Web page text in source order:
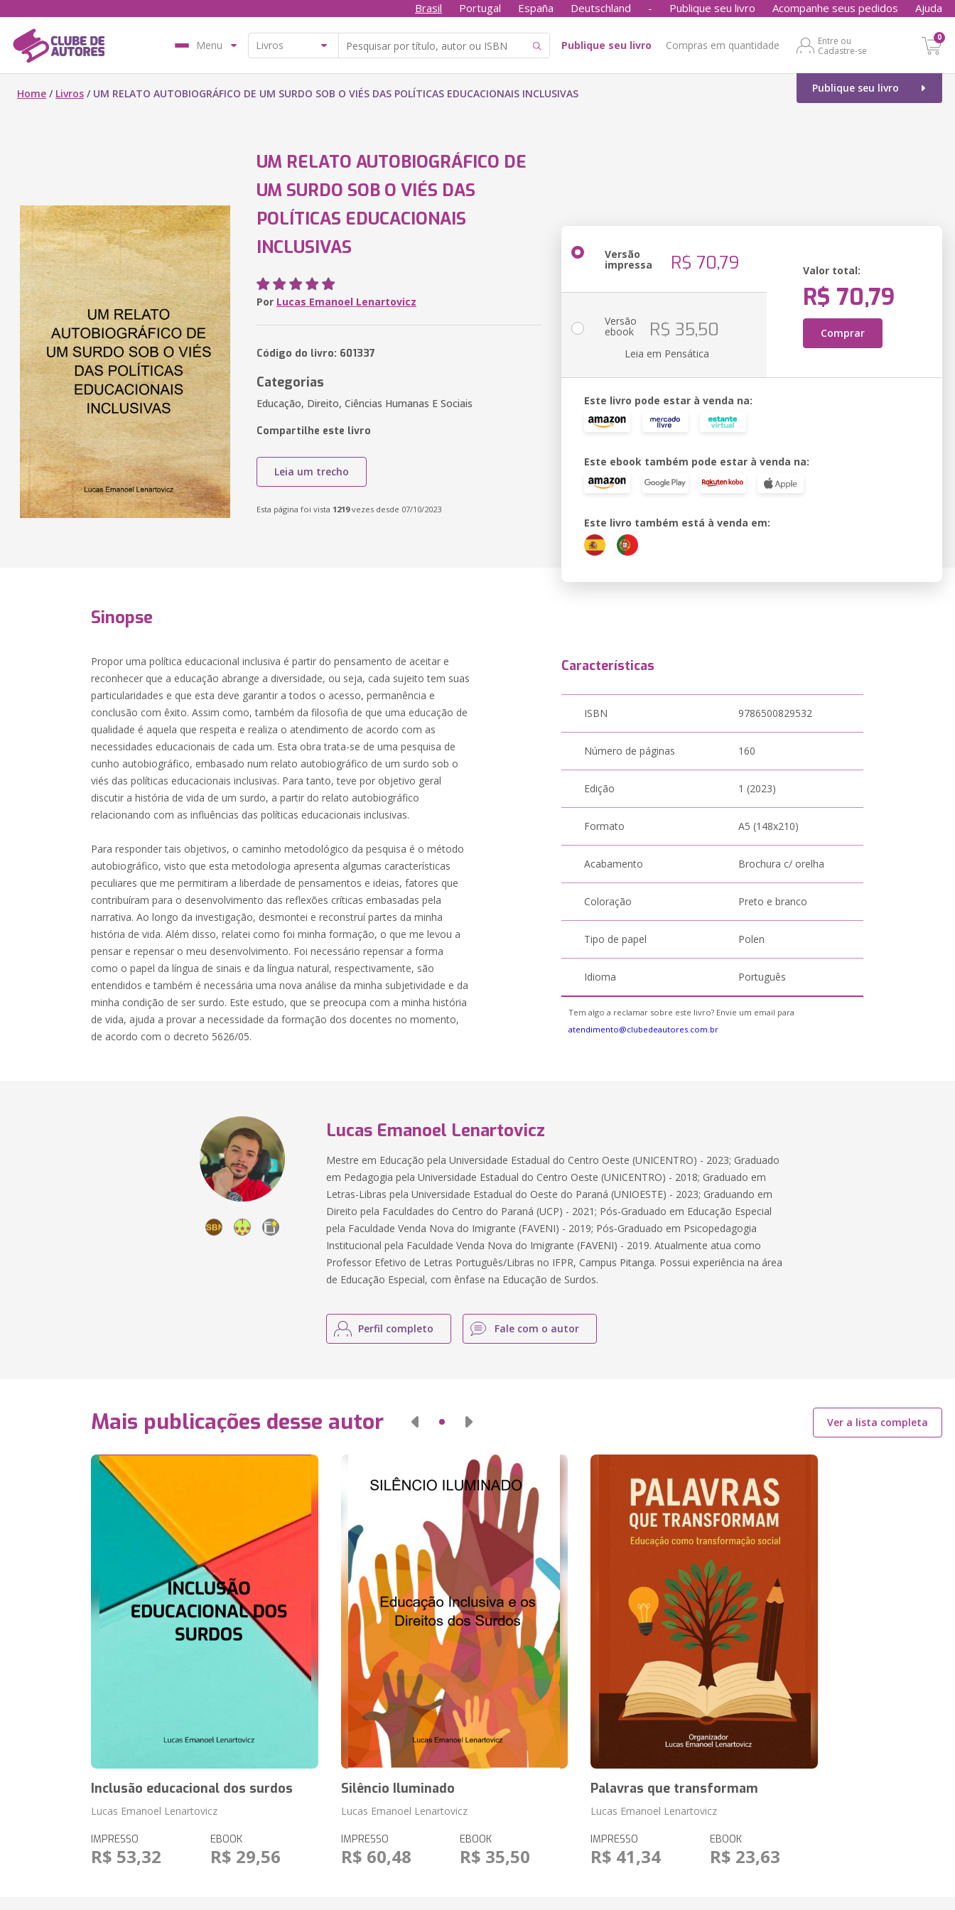
Brasil Portugal España Deutschland - Publique seu livro Acompanhe seus pedidos Ajuda
Menu Publique seu livro Compras em quantidade
Entre ou
Cadastre-se
0
Publique seu livro
Home / Livros / UM RELATO AUTOBIOGRÁFICO DE UM SURDO SOB O VIÉS DAS POLÍTICAS EDUCACIONAIS INCLUSIVAS
UM RELATO AUTOBIOGRÁFICO DE
UM SURDO SOB O VIÉS DAS
POLÍTICAS EDUCACIONAIS
INCLUSIVAS
Por Lucas Emanoel Lenartovicz
Código do livro: 601337
Categorias
Educação, Direito, Ciências Humanas E Sociais
Compartilhe este livro
Leia um trecho
Esta página foi vista 1219vezes desde 07/10/2023
Versão
impressa R$ 70,79 Valor total:
R$ 70,79
Comprar
Versão
ebook R$ 35,50
Leia em Pensática
Este livro pode estar à venda na:
Este ebook também pode estar à venda na:
Este livro também está à venda em:
Sinopse
Propor uma política educacional inclusiva é partir do pensamento de aceitar e
reconhecer que a educação abrange a diversidade, ou seja, cada sujeito tem suas
particularidades e que esta deve garantir a todos o acesso, permanência e
conclusão com êxito. Assim como, também da filosofia de que uma educação de
qualidade é aquela que respeita e realiza o atendimento de acordo com as
necessidades educacionais de cada um. Esta obra trata-se de uma pesquisa de
cunho autobiográfico, embasado num relato autobiográfico de um surdo sob o
viés das políticas educacionais inclusivas. Para tanto, teve por objetivo geral
discutir a história de vida de um surdo, a partir do relato autobiográfico
relacionando com as influências das políticas educacionais inclusivas.
Para responder tais objetivos, o caminho metodológico da pesquisa é o método
autobiográfico, visto que esta metodologia apresenta algumas características
peculiares que me permitiram a liberdade de pensamentos e ideias, fatores que
contribuíram para o desenvolvimento das reflexões críticas embasadas pela
narrativa. Ao longo da investigação, desmontei e reconstruí partes da minha
história de vida. Além disso, relatei como foi minha formação, o que me levou a
pensar e repensar o meu desenvolvimento. Foi necessário repensar a forma
como o papel da língua de sinais e da língua natural, respectivamente, são
entendidos e também é necessária uma nova análise da minha subjetividade e da
minha condição de ser surdo. Este estudo, que se preocupa com a minha história
de vida, ajuda a provar a necessidade da formação dos docentes no momento,
de acordo com o decreto 5626/05.
Características
ISBN 9786500829532
Número de páginas 160
Edição 1 (2023)
Formato A5 (148x210)
Acabamento Brochura c/ orelha
Coloração Preto e branco
Tipo de papel Polen
Idioma Português
Tem algo a reclamar sobre este livro? Envie um email para
atendimento@clubedeautores.com.br
Lucas Emanoel Lenartovicz
Mestre em Educação pela Universidade Estadual do Centro Oeste (UNICENTRO) - 2023; Graduado
em Pedagogia pela Universidade Estadual do Centro Oeste (UNICENTRO) - 2018; Graduado em
Letras-Libras pela Universidade Estadual do Oeste do Paraná (UNIOESTE) - 2023; Graduando em
Direito pela Faculdades do Centro do Paraná (UCP) - 2021; Pós-Graduado em Educação Especial
pela Faculdade Venda Nova do Imigrante (FAVENI) - 2019; Pós-Graduado em Psicopedagogia
Institucional pela Faculdade Venda Nova do Imigrante (FAVENI) - 2019. Atualmente atua como
Professor Efetivo de Letras Português/Libras no IFPR, Campus Pitanga. Possui experiência na área
de Educação Especial, com ênfase na Educação de Surdos.
Perfil completo Fale com o autor
Mais publicações desse autor Ver a lista completa
Inclusão educacional dos surdos
Lucas Emanoel Lenartovicz
IMPRESSO
R$ 53,32
EBOOK
R$ 29,56
Silêncio Iluminado
Lucas Emanoel Lenartovicz
IMPRESSO
R$ 60,48
EBOOK
R$ 35,50
Palavras que transformam
Lucas Emanoel Lenartovicz
IMPRESSO
R$ 41,34
EBOOK
R$ 23,63